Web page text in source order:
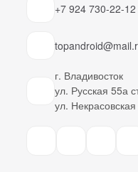
+7 924 730-22-12
г. Владивосток
ул. Русская 55а
ул.